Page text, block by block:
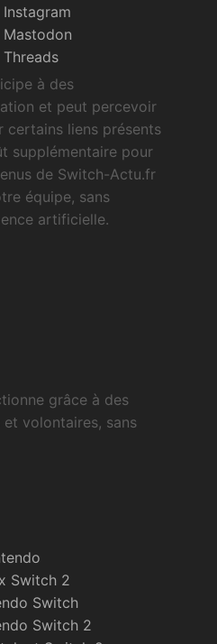
Instagram
Mastodon
Threads
à des
et peut percevoir
certains liens présents
supplémentaire pour
de Switch-Actu.fr
équipe, sans
artificielle.
grâce à des
volontaires, sans
Switch 2
Switch
Switch 2